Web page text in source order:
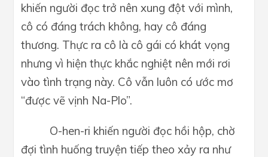
khiến người đọc trở nên xung đột với mình,
cô có đáng trách không, hay cô đáng
thương. Thực ra cô là cô gái có khát vọng
nhưng vì hiện thực khắc nghiệt nên mới rơi
vào tình trạng này. Cô vẫn luôn có ước mơ
“được vẽ vịnh Na-Plo”.
O-hen-ri khiến người đọc hồi hộp, chờ
đợi tình huống truyện tiếp theo xảy ra như